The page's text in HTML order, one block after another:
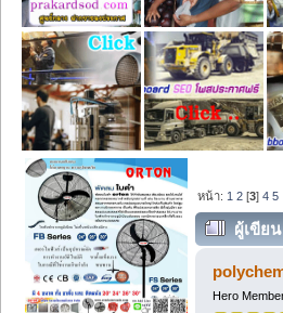
หน้า: 1 2 [3]4 5
ผู้เขียน
, Potato
Hero